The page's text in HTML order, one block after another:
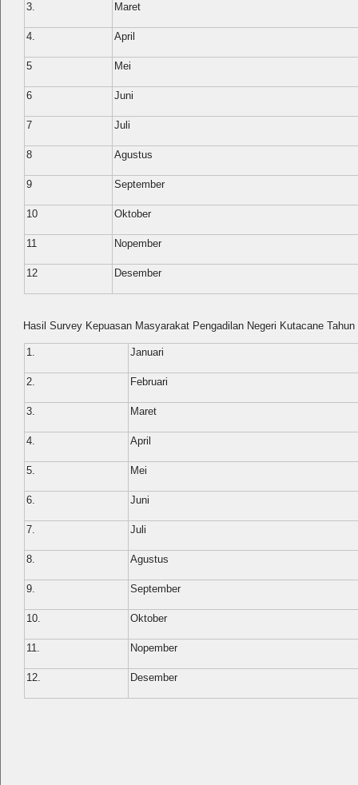
3. Maret
4. April
5 Mei
6 Juni
7 Juli
8 Agustus
9 September
10 Oktober
11 Nopember
12 Desember
Hasil Survey Kepuasan Masyarakat Pengadilan Negeri Kutacane Tahun
1. Januari
2. Februari
3. Maret
4. April
5. Mei
6. Juni
7. Juli
8. Agustus
9. September
10. Oktober
11. Nopember
12. Desember